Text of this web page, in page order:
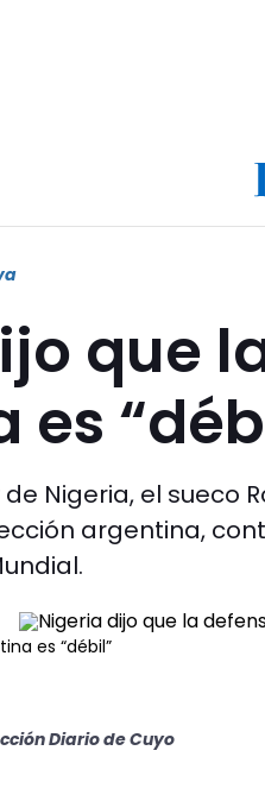
que
Nigeria, el sueco
argentina,
es “débil”
Diario de Cuyo